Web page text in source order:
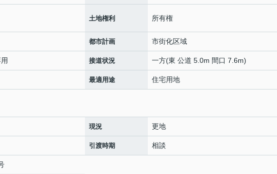
土地権利 所有権
都市計画 市街化区域
接道状況 一方(東 公道 5.0m 間口 7.6m)
最適用途 住宅用地
現況 更地
引渡時期 相談